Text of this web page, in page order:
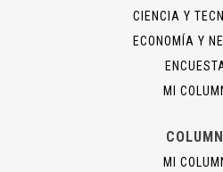
CIENCIA Y
ECONOMÍA Y
MI
MI